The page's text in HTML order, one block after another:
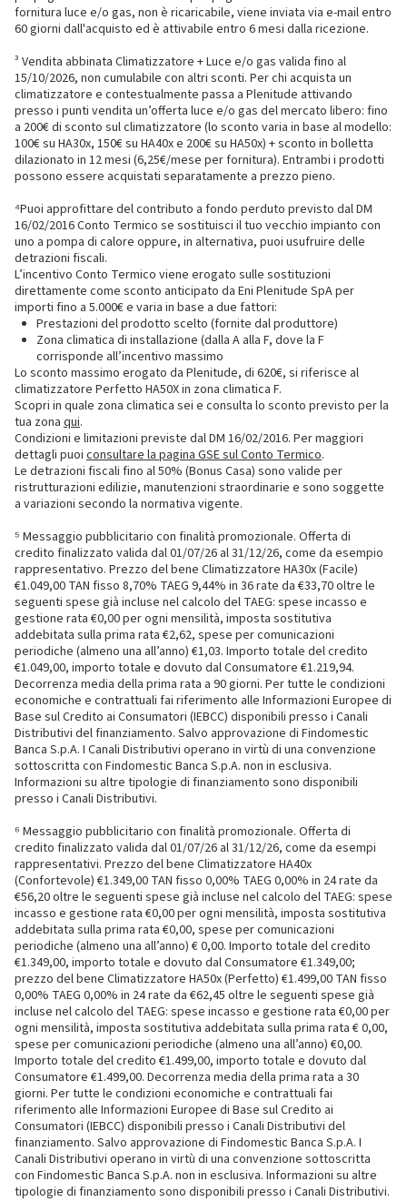
fornitura luce e/o gas, non è ricaricabile, viene inviata via e-mail entro
60 giorni dall'acquisto ed è attivabile entro 6 mesi dalla ricezione.
³ Vendita abbinata Climatizzatore + Luce e/o gas valida fino al
15/10/2026, non cumulabile con altri sconti. Per chi acquista un
climatizzatore e contestualmente passa a Plenitude attivando
presso i punti vendita un’offerta luce e/o gas del mercato libero: fino
a 200€ di sconto sul climatizzatore (lo sconto varia in base al modello:
100€ su HA30x, 150€ su HA40x e 200€ su HA50x) + sconto in bolletta
dilazionato in 12 mesi (6,25€/mese per fornitura). Entrambi i prodotti
possono essere acquistati separatamente a prezzo pieno.
⁴Puoi approfittare del contributo a fondo perduto previsto dal DM
16/02/2016 Conto Termico se sostituisci il tuo vecchio impianto con
uno a pompa di calore oppure, in alternativa, puoi usufruire delle
detrazioni fiscali.
L’incentivo Conto Termico viene erogato sulle sostituzioni
direttamente come sconto anticipato da Eni Plenitude SpA per
importi fino a 5.000€ e varia in base a due fattori:
Prestazioni del prodotto scelto (fornite dal produttore)
Zona climatica di installazione (dalla A alla F, dove la F
corrisponde all’incentivo massimo
Lo sconto massimo erogato da Plenitude, di 620€, si riferisce al
climatizzatore Perfetto HA50X in zona climatica F.
Scopri in quale zona climatica sei e consulta lo sconto previsto per la
tua zona qui.
Condizioni e limitazioni previste dal DM 16/02/2016. Per maggiori
dettagli puoi consultare la pagina GSE sul Conto Termico.
Le detrazioni fiscali fino al 50% (Bonus Casa) sono valide per
ristrutturazioni edilizie, manutenzioni straordinarie e sono soggette
a variazioni secondo la normativa vigente.
⁵ Messaggio pubblicitario con finalità promozionale. Offerta di
credito finalizzato valida dal 01/07/26 al 31/12/26, come da esempio
rappresentativo. Prezzo del bene Climatizzatore HA30x (Facile)
€1.049,00 TAN fisso 8,70% TAEG 9,44% in 36 rate da €33,70 oltre le
seguenti spese già incluse nel calcolo del TAEG: spese incasso e
gestione rata €0,00 per ogni mensilità, imposta sostitutiva
addebitata sulla prima rata €2,62, spese per comunicazioni
periodiche (almeno una all’anno) €1,03. Importo totale del credito
€1.049,00, importo totale e dovuto dal Consumatore €1.219,94.
Decorrenza media della prima rata a 90 giorni. Per tutte le condizioni
economiche e contrattuali fai riferimento alle Informazioni Europee di
Base sul Credito ai Consumatori (IEBCC) disponibili presso i Canali
Distributivi del finanziamento. Salvo approvazione di Findomestic
Banca S.p.A. I Canali Distributivi operano in virtù di una convenzione
sottoscritta con Findomestic Banca S.p.A. non in esclusiva.
Informazioni su altre tipologie di finanziamento sono disponibili
presso i Canali Distributivi.
⁶ Messaggio pubblicitario con finalità promozionale. Offerta di
credito finalizzato valida dal 01/07/26 al 31/12/26, come da esempi
rappresentativi. Prezzo del bene Climatizzatore HA40x
(Confortevole) €1.349,00 TAN fisso 0,00% TAEG 0,00% in 24 rate da
€56,20 oltre le seguenti spese già incluse nel calcolo del TAEG: spese
incasso e gestione rata €0,00 per ogni mensilità, imposta sostitutiva
addebitata sulla prima rata €0,00, spese per comunicazioni
periodiche (almeno una all’anno) € 0,00. Importo totale del credito
€1.349,00, importo totale e dovuto dal Consumatore €1.349,00;
prezzo del bene Climatizzatore HA50x (Perfetto) €1.499,00 TAN fisso
0,00% TAEG 0,00% in 24 rate da €62,45 oltre le seguenti spese già
incluse nel calcolo del TAEG: spese incasso e gestione rata €0,00 per
ogni mensilità, imposta sostitutiva addebitata sulla prima rata € 0,00,
spese per comunicazioni periodiche (almeno una all’anno) €0,00.
Importo totale del credito €1.499,00, importo totale e dovuto dal
Consumatore €1.499,00. Decorrenza media della prima rata a 30
giorni. Per tutte le condizioni economiche e contrattuali fai
riferimento alle Informazioni Europee di Base sul Credito ai
Consumatori (IEBCC) disponibili presso i Canali Distributivi del
finanziamento. Salvo approvazione di Findomestic Banca S.p.A. I
Canali Distributivi operano in virtù di una convenzione sottoscritta
con Findomestic Banca S.p.A. non in esclusiva. Informazioni su altre
tipologie di finanziamento sono disponibili presso i Canali Distributivi.